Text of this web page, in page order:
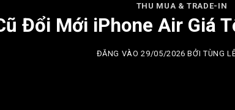
THU MUA & TRADE-IN
Đổi Mới iPhone Air Giá
ĐĂNG VÀO29/05/2026 BỞITÙNG